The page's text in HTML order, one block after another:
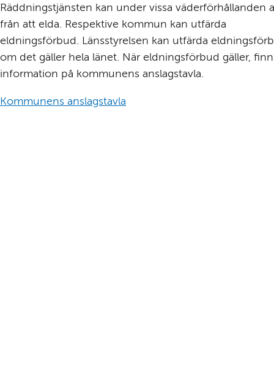
Räddningstjänsten kan under vissa väderförhållanden
från att elda. Respektive kommun kan utfärda
eldningsförbud. Länsstyrelsen kan utfärda
om det gäller hela länet. När eldningsförbud gäller,
information på kommunens anslagstavla.
Kommunens anslagstavla